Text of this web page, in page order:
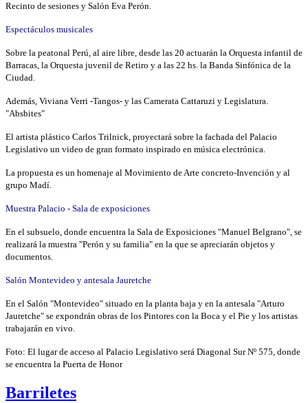
Recinto de sesiones y Salón Eva Perón.
Espectáculos musicales
Sobre la peatonal Perú, al aire libre, desde las 20 actuarán la Orquesta infantil de
Barracas, la Orquesta juvenil de Retiro y a las 22 hs. la Banda Sinfónica de la
Ciudad.
Además, Viviana Verri -Tangos- y las Camerata Cattaruzi y Legislatura.
"Absbites"
El artista plástico Carlos Trilnick, proyectará sobre la fachada del Palacio
Legislativo un video de gran formato inspirado en música electrónica.
La propuesta es un homenaje al Movimiento de Arte concreto-Invención y al
grupo Madí.
Muestra Palacio - Sala de exposiciones
En el subsuelo, donde encuentra la Sala de Exposiciones "Manuel Belgrano", se
realizará la muestra "Perón y su familia" en la que se apreciarán objetos y
documentos.
Salón Montevideo y antesala Jauretche
En el Salón "Montevideo" situado en la planta baja y en la antesala "Arturo
Jauretche" se expondrán obras de los Pintores con la Boca y el Pie y los artistas
trabajarán en vivo.
Foto: El lugar de acceso al Palacio Legislativo será Diagonal Sur Nº 575, donde
se encuentra la Puerta de Honor
Barriletes